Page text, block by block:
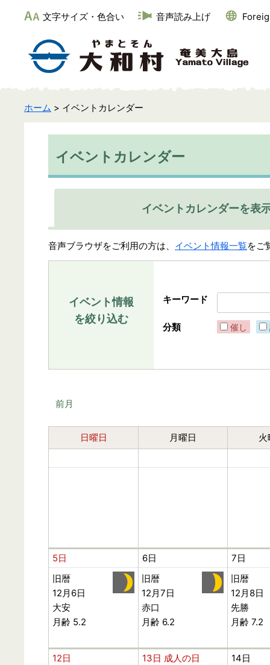
文字サイズ・色合い 音声読み上げ
ホーム > イベントカレンダー
イベントカレンダー
イベントカレンダーを表
音声ブラウザをご利用の方は、 イベント情報一覧をご
イベント情報
を絞り込む
キーワード
分類 催し
前月
日曜日 月曜日 火
5日 6日
7日
旧暦
12月6日
大安
月齢 5.2
旧暦
12月7日
赤口
月齢 6.2
旧暦
12月8日
先勝
月齢 7.2
12日 13日 成人の日
14日